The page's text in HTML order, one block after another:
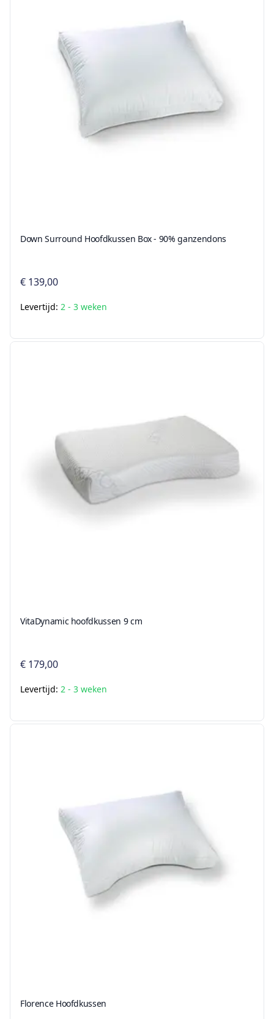
Down Surround Hoofdkussen Box - 90% ganzendons
€ 139,00
Levertijd: 2 - 3 weken
VitaDynamic hoofdkussen 9 cm
€ 179,00
Levertijd: 2 - 3 weken
Florence Hoofdkussen